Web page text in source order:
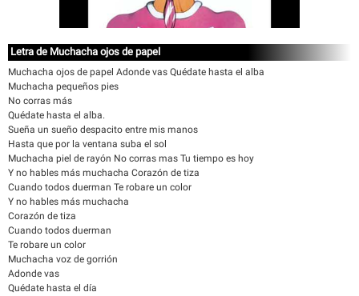
Letra de Muchacha ojos de papel
Muchacha ojos de papel Adonde vas Quédate hasta el alba
Muchacha pequeños pies
No corras más
Quédate hasta el alba.
Sueña un sueño despacito entre mis manos
Hasta que por la ventana suba el sol
Muchacha piel de rayón No corras mas Tu tiempo es hoy
Y no hables más muchacha Corazón de tiza
Cuando todos duerman Te robare un color
Y no hables más muchacha
Corazón de tiza
Cuando todos duerman
Te robare un color
Muchacha voz de gorrión
Adonde vas
Quédate hasta el día